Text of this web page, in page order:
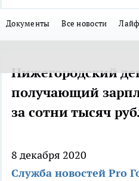
Документы Все новости
Нижегородский
получающий
за сотни тысяч
8 декабря 2020
Служба новостей Pro